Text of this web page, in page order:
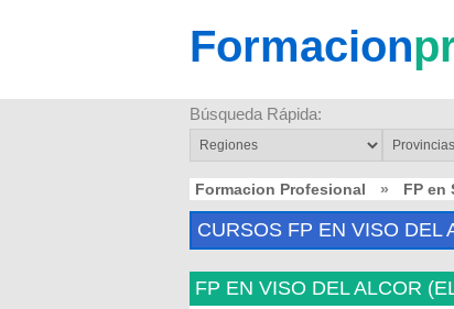
Formacion
Búsqueda Rápida:
Formacion Profesional » FP en
CURSOS FP EN VISO DEL
FP EN VISO DEL ALCOR